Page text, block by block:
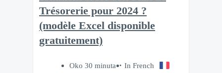
Trésorerie pour 2024 ?
(modèle Excel disponible
gratuitement)
Oko 30 minuta In French